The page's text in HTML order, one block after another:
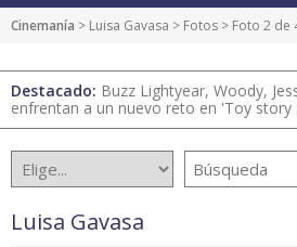
Cinemanía > Luisa Gavasa > Fotos > Foto 2 de
Destacado: Buzz Lightyear, Woody,
enfrentan a un nuevo reto en 'Toy story
Luisa Gavasa